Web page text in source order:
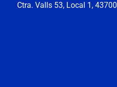
Ctra. Valls 53, Local 1, 43700